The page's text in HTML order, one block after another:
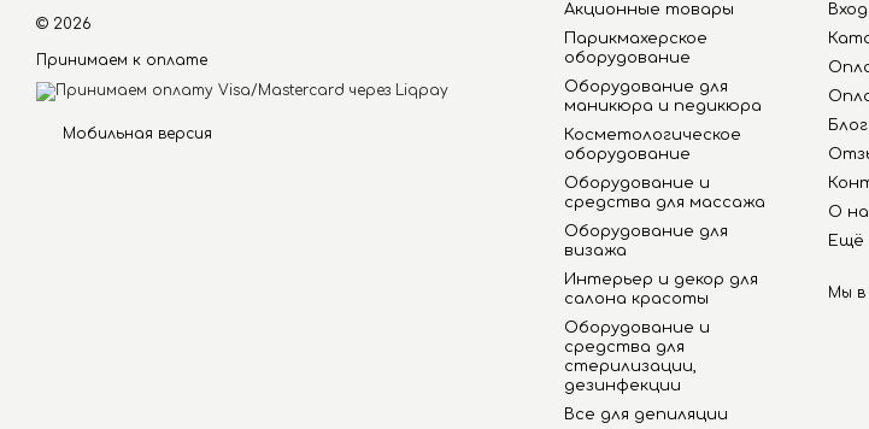
© 2026
Принимаем к оплате
Мобильная версия
Акционные товары
Парикмахерское
оборудование
Оборудование для
маникюра и педикюра
Косметологическое
оборудование
Оборудование и
средства для массажа
Оборудование для
визажа
Интерьер и декор для
салона красоты
Оборудование и
средства для
стерилизации,
дезинфекции
Все для депиляции
Блог
О
Ещё
Мы в